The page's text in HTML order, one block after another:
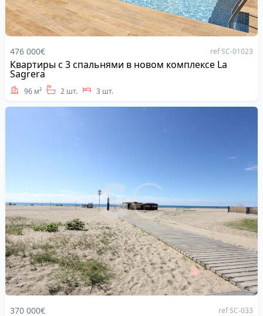
476 000€ ref SC-01023
Address
Квартиры с 3 спальнями в новом комплексе La
Sagrera
96 м² 2 шт. 3 шт.
370 000€ ref SC-033